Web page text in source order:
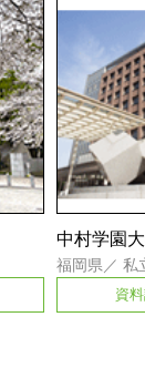
中村学園
福岡県 ／ 私
資